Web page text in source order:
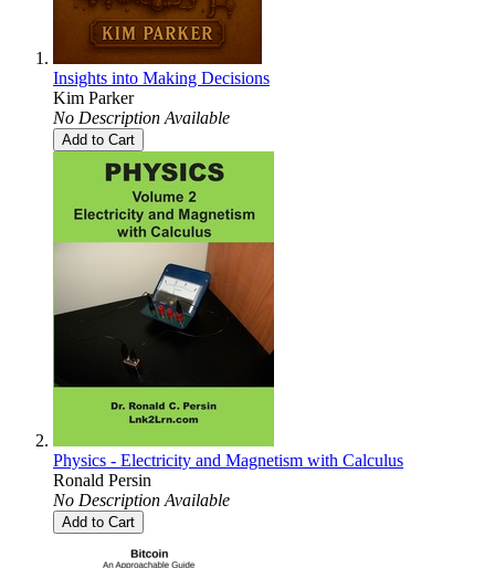
Insights into Making Decisions
Kim Parker
No Description Available
Add to Cart
Physics - Electricity and Magnetism with Calculus
Ronald Persin
No Description Available
Add to Cart